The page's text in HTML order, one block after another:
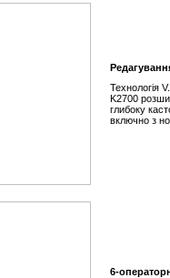
Технологія
K2700
глибоку
включно з
6-